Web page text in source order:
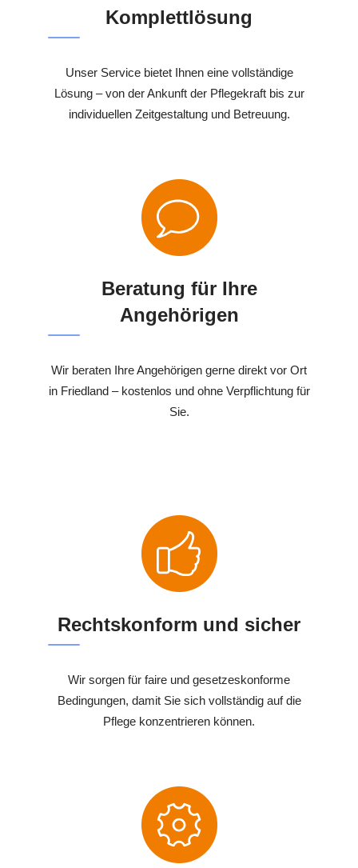
Komplettlösung
Unser Service bietet Ihnen eine vollständige
Lösung – von der Ankunft der Pflegekraft bis zur
individuellen Zeitgestaltung und Betreuung.
Beratung für Ihre
Angehörigen
Wir beraten Ihre Angehörigen gerne direkt vor Ort
in Friedland – kostenlos und ohne Verpflichtung für
Sie.
Rechtskonform und sicher
Wir sorgen für faire und gesetzeskonforme
Bedingungen, damit Sie sich vollständig auf die
Pflege konzentrieren können.